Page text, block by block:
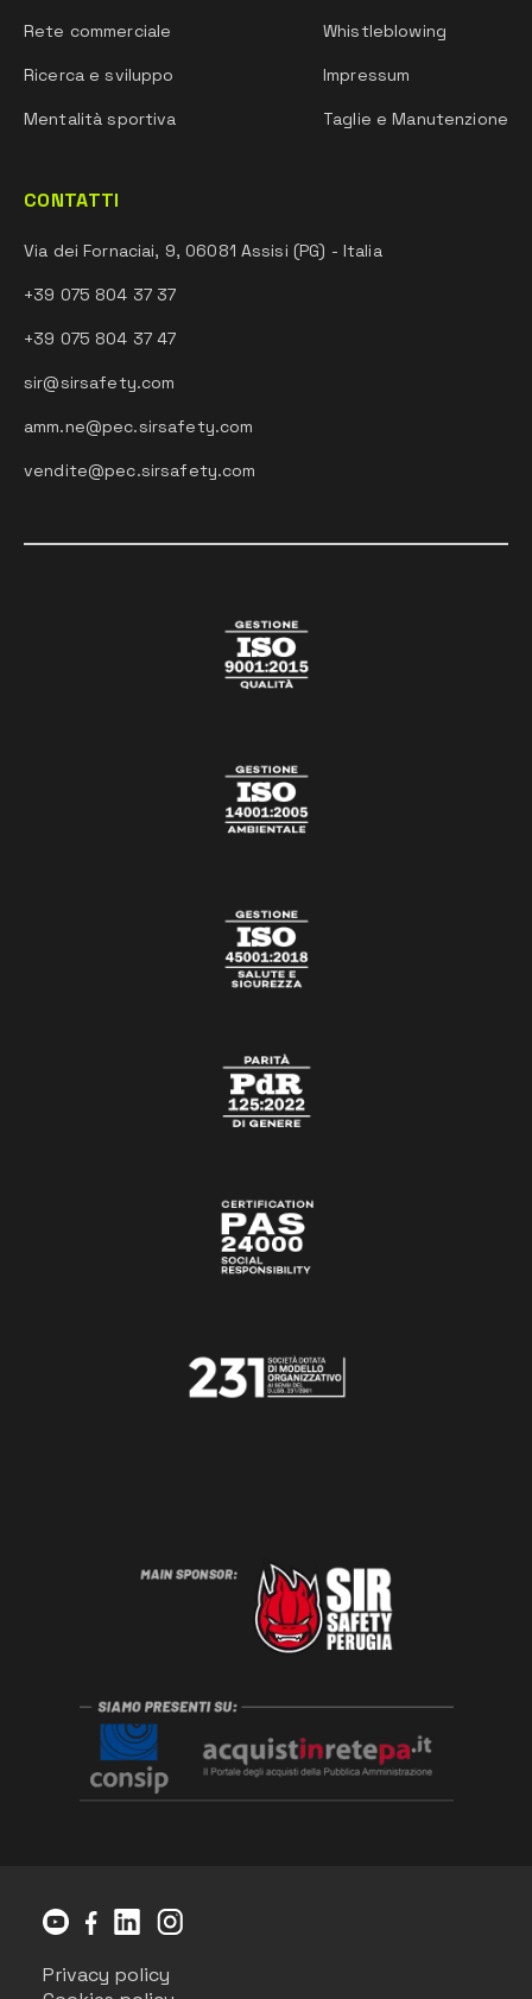
Rete commerciale
Ricerca e sviluppo
Mentalità sportiva
Whistleblowing
Impressum
Taglie e Manutenzione
CONTATTI
Via dei Fornaciai, 9, 06081 Assisi (PG) - Italia
+39 075 804 37 37
+39 075 804 37 47
sir@sirsafety.com
amm.ne@pec.sirsafety.com
vendite@pec.sirsafety.com
Privacy policy